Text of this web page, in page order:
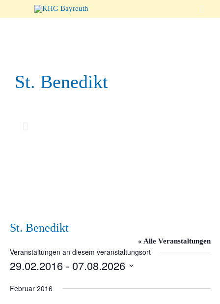

St. Benedikt
St. Benedikt
« Alle Veranstaltungen
Veranstaltungen an diesem veranstaltungsort
29.02.2016 - 07.08.2026
wählen.
Februar 2016